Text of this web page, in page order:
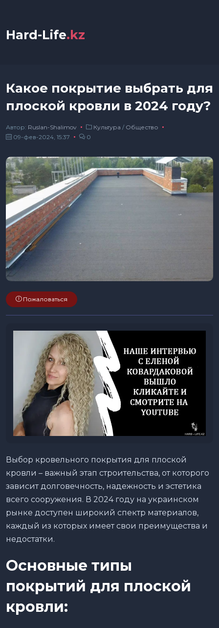
Hard-Life.kz
Какое покрытие выбрать для
плоской кровли в 2024 году?
Автор: Ruslan-Shalimov Культура / Общество
09-фев-2024, 15:37
0
Пожаловаться
Выбор кровельного покрытия для плоской
кровли – важный этап строительства, от которого
зависит долговечность, надежность и эстетика
всего сооружения. В 2024 году на украинском
рынке доступен широкий спектр материалов,
каждый из которых имеет свои преимущества и
недостатки.
Основные типы
покрытий для плоской
кровли: